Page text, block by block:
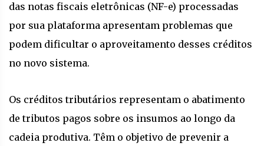
das notas fiscais eletrônicas (NF-e) processadas
por sua plataforma apresentam problemas que
podem dificultar o aproveitamento desses créditos
no novo sistema.
Os créditos tributários representam o abatimento
de tributos pagos sobre os insumos ao longo da
cadeia produtiva. Têm o objetivo de prevenir a